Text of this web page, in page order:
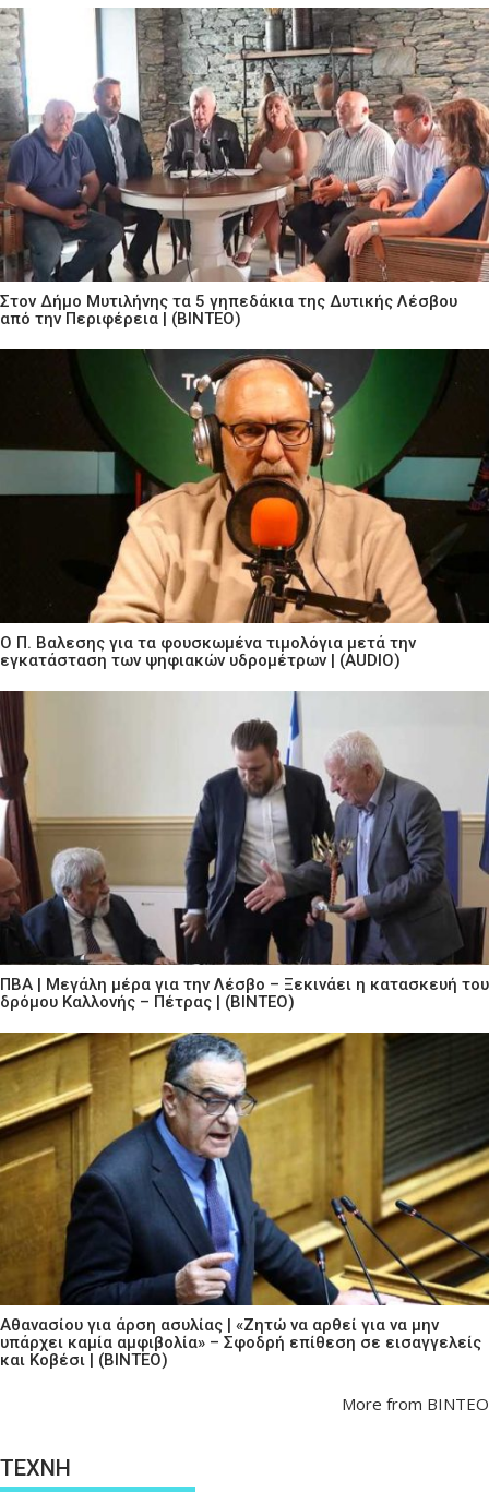
Στον Δήμο Μυτιλήνης τα 5 γηπεδάκια της Δυτικής Λέσβου
από την Περιφέρεια | (ΒΙΝΤΕΟ)
Ο Π. Βαλεσης για τα φουσκωμένα τιμολόγια μετά την
εγκατάσταση των ψηφιακών υδρομέτρων | (AUDIO)
ΠΒΑ | Μεγάλη μέρα για την Λέσβο – Ξεκινάει η κατασκευή του
δρόμου Καλλονής – Πέτρας | (ΒΙΝΤΕΟ)
Αθανασίου για άρση ασυλίας | «Ζητώ να αρθεί για να μην
υπάρχει καμία αμφιβολία» – Σφοδρή επίθεση σε εισαγγελείς
και Κοβέσι | (ΒΙΝΤΕΟ)
More from ΒΙΝΤΕΟ
ΤΕΧΝΗ